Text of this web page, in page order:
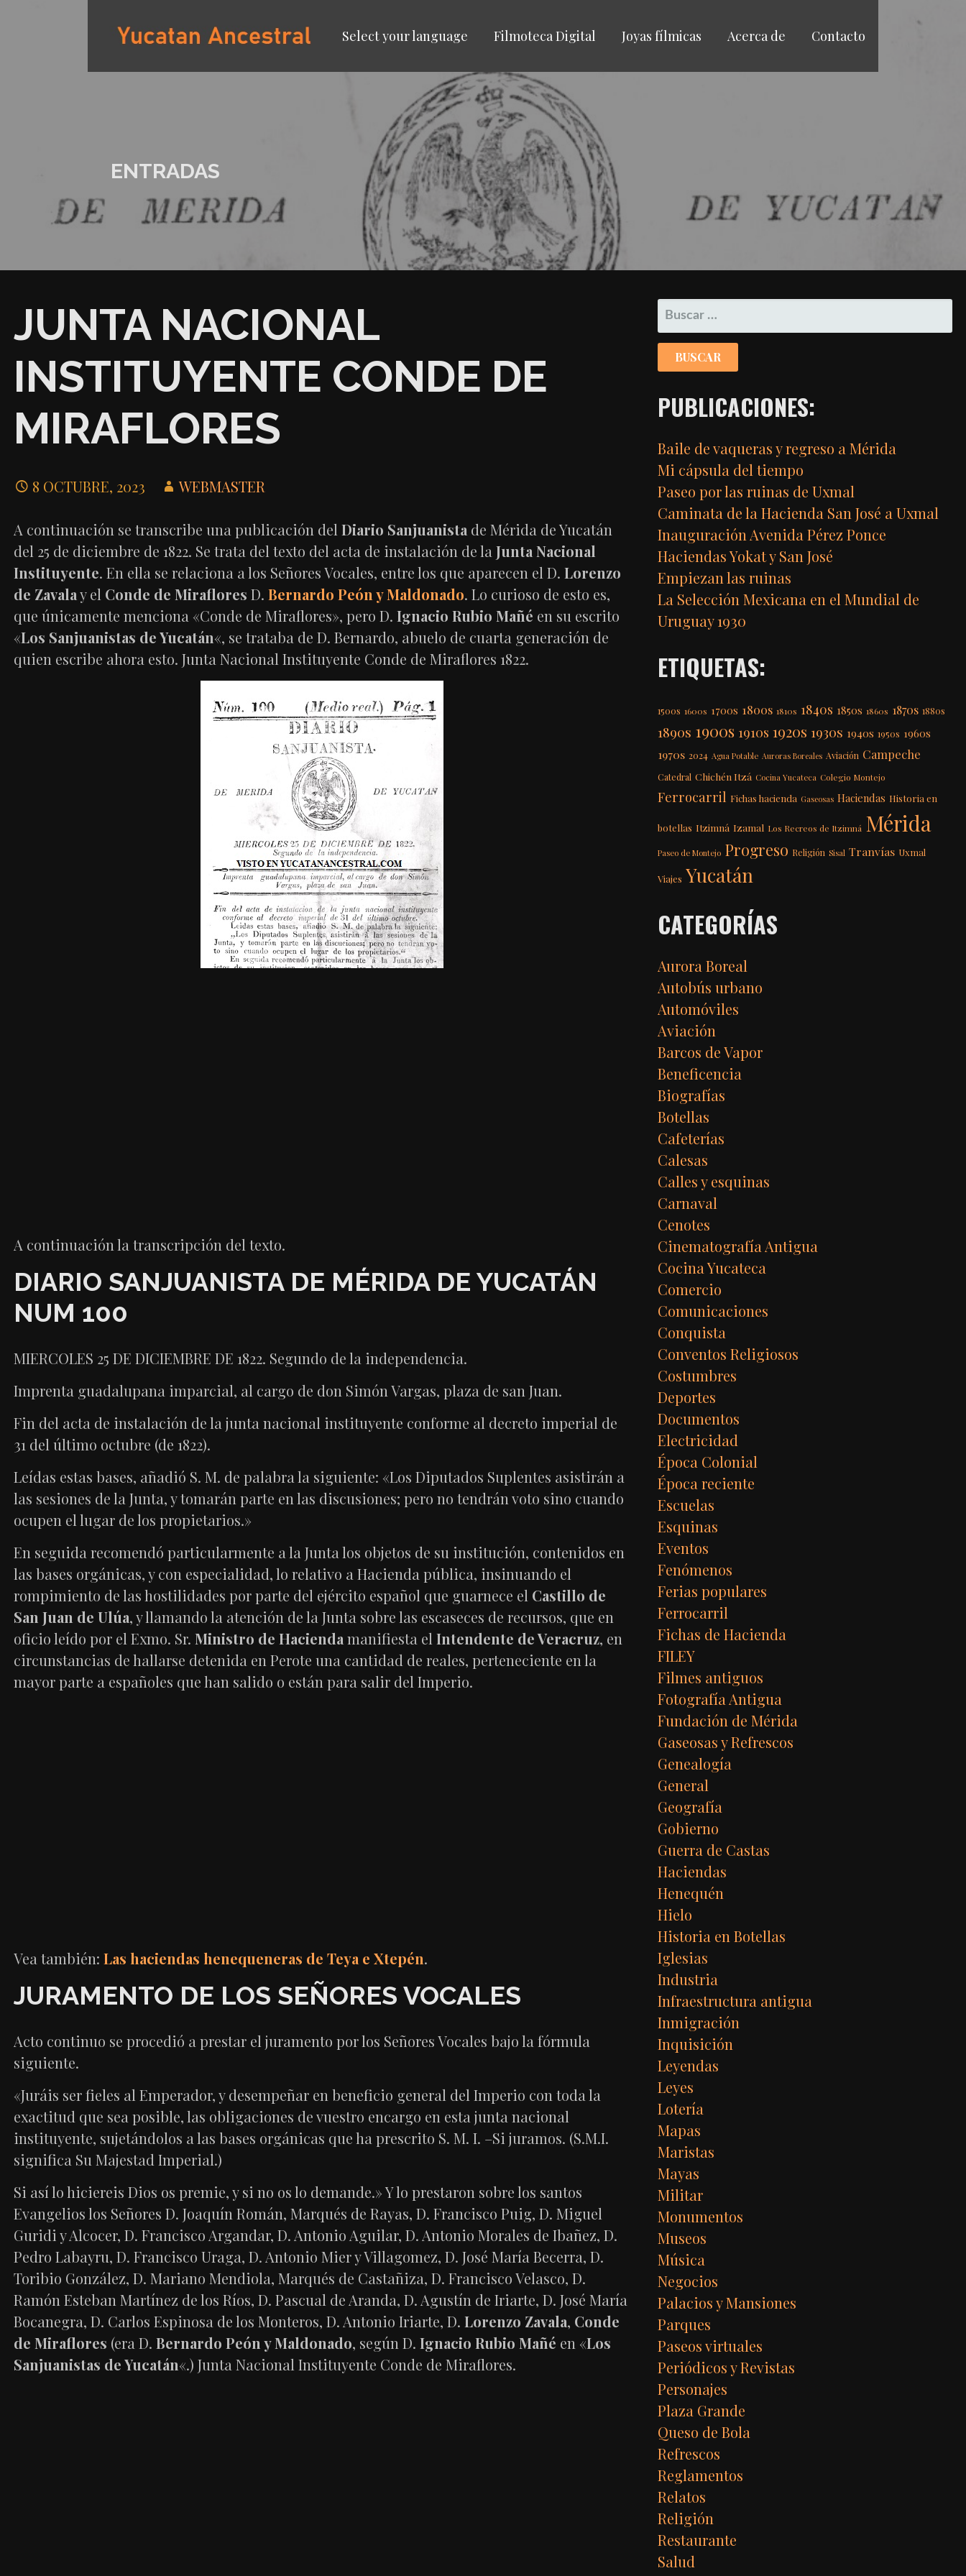
Select your language Filmoteca Digital Joyas fílmicas Acerca de Contacto
ENTRADAS
JUNTA NACIONAL
INSTITUYENTE CONDE DE
MIRAFLORES
8 OCTUBRE, 2023 WEBMASTER
A continuación se transcribe una publicación del Diario Sanjuanista de Mérida de Yucatán
del 25 de diciembre de 1822. Se trata del texto del acta de instalación de la Junta Nacional
Instituyente. En ella se relaciona a los Señores Vocales, entre los que aparecen el D. Lorenzo
de Zavalay el Conde de Miraflores D. Bernardo Peón y Maldonado. Lo curioso de esto es,
que únicamente menciona «Conde de Miraflores», pero D. Ignacio Rubio Mañé en su escrito
«Los Sanjuanistas de Yucatán«, se trataba de D. Bernardo, abuelo de cuarta generación de
quien escribe ahora esto. Junta Nacional Instituyente Conde de Miraflores 1822.
A continuación la transcripción del texto.
DIARIO SANJUANISTA DE MÉRIDA DE YUCATÁN
NUM 100
MIERCOLES 25 DE DICIEMBRE DE 1822. Segundo de la independencia.
Imprenta guadalupana imparcial, al cargo de don Simón Vargas, plaza de san Juan.
Fin del acta de instalación de la junta nacional instituyente conforme al decreto imperial de
31 del último octubre (de 1822).
Leídas estas bases, añadió S. M. de palabra la siguiente: «Los Diputados Suplentes asistirán a
las sesiones de la Junta, y tomarán parte en las discusiones; pero no tendrán voto sino cuando
ocupen el lugar de los propietarios.»
En seguida recomendó particularmente a la Junta los objetos de su institución, contenidos en
las bases orgánicas, y con especialidad, lo relativo a Hacienda pública, insinuando el
rompimiento de las hostilidades por parte del ejército español que guarnece el Castillo de
San Juan de Ulúa, y llamando la atención de la Junta sobre las escaseces de recursos, que en
oficio leído por el Exmo. Sr. Ministro de Hacienda manifiesta el Intendente de Veracruz, en
circunstancias de hallarse detenida en Perote una cantidad de reales, perteneciente en la
mayor parte a españoles que han salido o están para salir del Imperio.
Vea también: Las haciendas henequeneras de Teya e Xtepén.
JURAMENTO DE LOS SEÑORES VOCALES
Acto continuo se procedió a prestar el juramento por los Señores Vocales bajo la fórmula
siguiente.
«Juráis ser fieles al Emperador, y desempeñar en beneficio general del Imperio con toda la
exactitud que sea posible, las obligaciones de vuestro encargo en esta junta nacional
instituyente, sujetándolos a las bases orgánicas que ha prescrito S. M. I. –Si juramos. (S.M.I.
significa Su Majestad Imperial.)
Si así lo hiciereis Dios os premie, y si no os lo demande.» Y lo prestaron sobre los santos
Evangelios los Señores D. Joaquín Román, Marqués de Rayas, D. Francisco Puig, D. Miguel
Guridi y Alcocer, D. Francisco Argandar, D. Antonio Aguilar, D. Antonio Morales de Ibañez, D.
Pedro Labayru, D. Francisco Uraga, D. Antonio Mier y Villagomez, D. José María Becerra, D.
Toribio González, D. Mariano Mendiola, Marqués de Castañiza, D. Francisco Velasco, D.
Ramón Esteban Martínez de los Ríos, D. Pascual de Aranda, D. Agustín de Iriarte, D. José María
Bocanegra, D. Carlos Espinosa de los Monteros, D. Antonio Iriarte, D. Lorenzo Zavala, Conde
de Miraflores (era D. Bernardo Peón y Maldonado, según D. Ignacio Rubio Mañé en «Los
Sanjuanistas de Yucatán«.) Junta Nacional Instituyente Conde de Miraflores.
BUSCAR:
PUBLICACIONES:
Baile de vaqueras y regreso a Mérida
Mi cápsula del tiempo
Paseo por las ruinas de Uxmal
Caminata de la Hacienda San José a Uxmal
Inauguración Avenida Pérez Ponce
Haciendas Yokat y San José
Empiezan las ruinas
La Selección Mexicana en el Mundial de
Uruguay 1930
ETIQUETAS:
1500s 1600s 1700s 1800s 1810s 1840s 1850s 1860s 1870s 1880s
1890s 1900s 1910s 1920s 1930s 1940s 1950s 1960s
1970s 2024 Agua Potable Auroras Boreales Aviación Campeche
Catedral Chichén Itzá Cocina Yucateca Colegio Montejo
Ferrocarril Fichas hacienda Gaseosas Haciendas Historia en
botellas Itzimná Izamal Los Recreos de Itzimná Mérida
Paseo de Montejo Progreso Religión Sisal Tranvías Uxmal
Viajes Yucatán
CATEGORÍAS
Aurora Boreal
Autobús urbano
Automóviles
Aviación
Barcos de Vapor
Beneficencia
Biografías
Botellas
Cafeterías
Calesas
Calles y esquinas
Carnaval
Cenotes
Cinematografía Antigua
Cocina Yucateca
Comercio
Comunicaciones
Conquista
Conventos Religiosos
Costumbres
Deportes
Documentos
Electricidad
Época Colonial
Época reciente
Escuelas
Esquinas
Eventos
Fenómenos
Ferias populares
Ferrocarril
Fichas de Hacienda
FILEY
Filmes antiguos
Fotografía Antigua
Fundación de Mérida
Gaseosas y Refrescos
Genealogía
General
Geografía
Gobierno
Guerra de Castas
Haciendas
Henequén
Hielo
Historia en Botellas
Iglesias
Industria
Infraestructura antigua
Inmigración
Inquisición
Leyendas
Leyes
Lotería
Mapas
Maristas
Mayas
Militar
Monumentos
Museos
Música
Negocios
Palacios y Mansiones
Parques
Paseos virtuales
Periódicos y Revistas
Personajes
Plaza Grande
Queso de Bola
Refrescos
Reglamentos
Relatos
Religión
Restaurante
Salud